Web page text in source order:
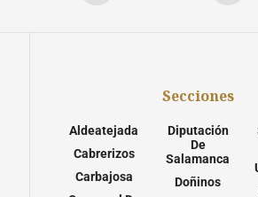
Secciones
Aldeatejada
Cabrerizos
Carbajosa
Diputación
De
Salamanca
Doñinos